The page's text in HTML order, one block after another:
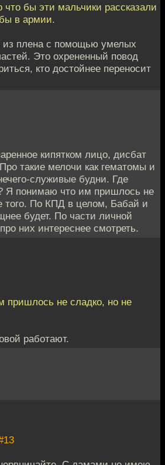
что бы эти мальчики рассказали
в армии.
плена с помощью умелых
Это охрененный повод
кто достойнее переносит
кипятком лицо, дисбат
такие мелочи как гематомы и
служивые будни. Где
Я понимаю что им пришлось не
того. По КПД в целом, Бабай и
будет. По части личной
них интереснее смотреть.
пришлось не сладко, но не
работают.